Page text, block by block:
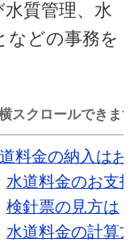
質管理、水
などの事務を
ついて
スクロールできま
料金の納入はお
水道料金のお支
検針票の見方は
水道料金の計算